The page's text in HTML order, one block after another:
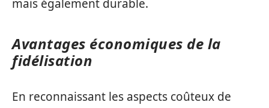
mais également durable.
Avantages économiques de la
fidélisation
En reconnaissant les aspects coûteux de